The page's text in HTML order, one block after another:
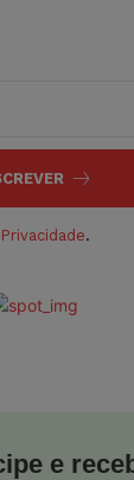
.
e